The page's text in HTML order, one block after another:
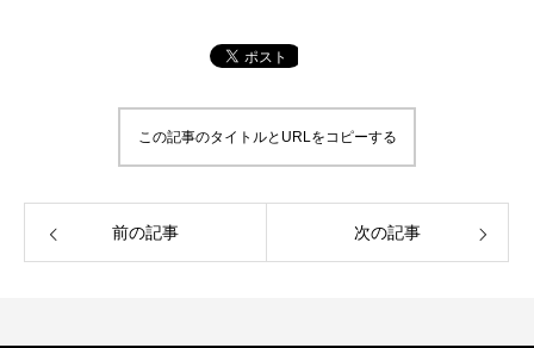
この記事のタイトルとURLをコピーする
前の記事 次の記事